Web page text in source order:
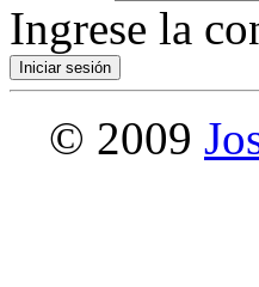
Ingrese la
© 2009